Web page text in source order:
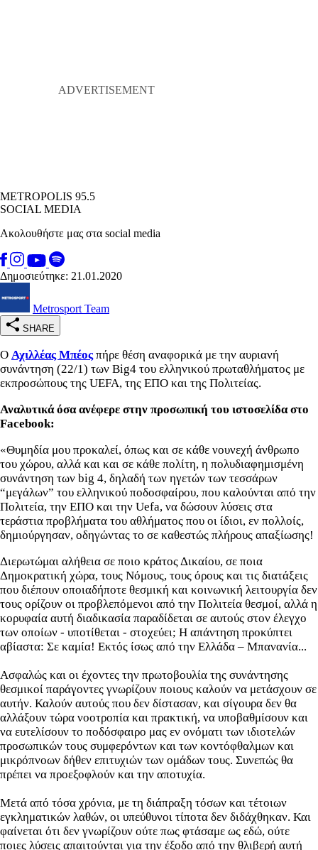
METROPOLIS 95.5
SOCIAL MEDIA
Ακολουθήστε μας στα social media
Δημοσιεύτηκε: 21.01.2020
Metrosport Team
SHARE
Ο Αχιλλέας Μπέοςπήρε θέση αναφορικά με την αυριανή
συνάντηση (22/1) των Big4 του ελληνικού πρωταθλήματος με
εκπροσώπους της UEFA, της ΕΠΟ και της Πολιτείας.
Αναλυτικά όσα ανέφερε στην προσωπική του ιστοσελίδα στο
Facebook:
«Θυμηδία μου προκαλεί, όπως και σε κάθε νουνεχή άνθρωπο
του χώρου, αλλά και και σε κάθε πολίτη, η πολυδιαφημισμένη
συνάντηση των big 4, δηλαδή των ηγετών των τεσσάρων
“μεγάλων” του ελληνικού ποδοσφαίρου, που καλούνται από την
Πολιτεία, την ΕΠΟ και την Uefa, να δώσουν λύσεις στα
τεράστια προβλήματα του αθλήματος που οι ίδιοι, εν πολλοίς,
δημιούργησαν, οδηγώντας το σε καθεστώς πλήρους απαξίωσης!
Διερωτώμαι αλήθεια σε ποιο κράτος Δικαίου, σε ποια
Δημοκρατική χώρα, τους Νόμους, τους όρους και τις διατάξεις
που διέπουν οποιαδήποτε θεσμική και κοινωνική λειτουργία δεν
τους ορίζουν οι προβλεπόμενοι από την Πολιτεία θεσμοί, αλλά η
κορυφαία αυτή διαδικασία παραδίδεται σε αυτούς στον έλεγχο
των οποίων - υποτίθεται - στοχεύει; Η απάντηση προκύπτει
αβίαστα: Σε καμία! Εκτός ίσως από την Ελλάδα – Μπανανία...
Ασφαλώς και οι έχοντες την πρωτοβουλία της συνάντησης
θεσμικοί παράγοντες γνωρίζουν ποιους καλούν να μετάσχουν σε
αυτήν. Καλούν αυτούς που δεν δίστασαν, και σίγουρα δεν θα
αλλάξουν τώρα νοοτροπία και πρακτική, να υποβαθμίσουν και
να ευτελίσουν το ποδόσφαιρο μας εν ονόματι των ιδιοτελών
προσωπικών τους συμφερόντων και των κοντόφθαλμων και
μικρόπνοων δήθεν επιτυχιών των ομάδων τους. Συνεπώς θα
πρέπει να προεξοφλούν και την αποτυχία.
Μετά από τόσα χρόνια, με τη διάπραξη τόσων και τέτοιων
εγκληματικών λαθών, οι υπεύθυνοι τίποτα δεν διδάχθηκαν. Και
φαίνεται ότι δεν γνωρίζουν ούτε πως φτάσαμε ως εδώ, ούτε
ποιες λύσεις απαιτούνται για την έξοδο από την θλιβερή αυτή